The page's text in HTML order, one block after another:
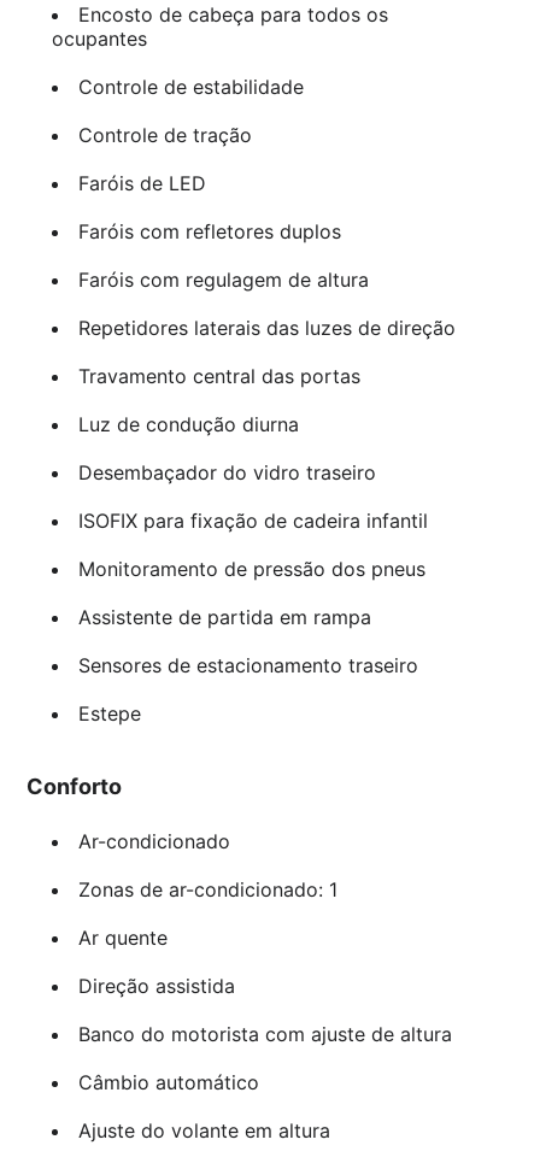
Encosto de cabeça para todos os
ocupantes
Controle de estabilidade
Controle de tração
Faróis de LED
Faróis com refletores duplos
Faróis com regulagem de altura
Repetidores laterais das luzes de direção
Travamento central das portas
Luz de condução diurna
Desembaçador do vidro traseiro
ISOFIX para fixação de cadeira infantil
Monitoramento de pressão dos pneus
Assistente de partida em rampa
Sensores de estacionamento traseiro
Estepe
Conforto
Ar-condicionado
Zonas de ar-condicionado: 1
Ar quente
Direção assistida
Banco do motorista com ajuste de altura
Câmbio automático
Ajuste do volante em altura